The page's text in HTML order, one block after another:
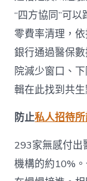
“四方協同”可
零費率清理，
銀行通過醫保
院減少窗口、
輯在此找到共生
防止私人招待
293家無感付出
機構的約10%